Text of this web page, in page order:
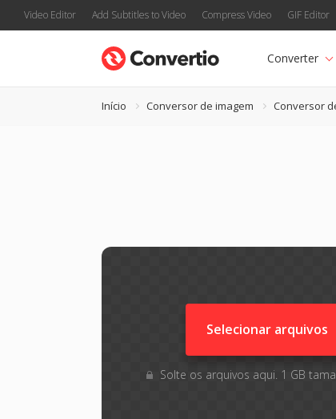
Video Editor Add Subtitles to Video Compress Video GIF Editor
Converter
Início Conversor de imagem Conversor
Selecionar arquivos
Solte os arquivos aqui. 1 GB